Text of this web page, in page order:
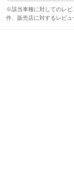
※該当車種に対してのレビ
件、販売店に対するレビュ